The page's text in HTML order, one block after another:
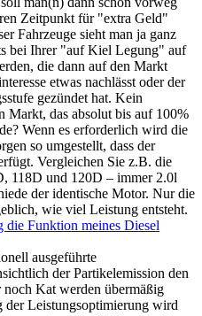
Zeitpunkt für "extra Geld"
Fahrzeuge sieht man ja ganz
bei Ihrer "auf Kiel Legung" auf
die dann auf den Markt
etwas nachlässt oder der
gezündet hat. Kein
Markt, das absolut bis auf 100%
Wenn es erforderlich wird die
so umgestellt, dass der
Vergleichen Sie z.B. die
118D und 120D – immer 2.0l
der identische Motor. Nur die
wie viel Leistung entsteht.
die Funktion meines Diesel
ausgeführte
der Partikelemission den
Kat werden übermäßig
Leistungsoptimierung wird